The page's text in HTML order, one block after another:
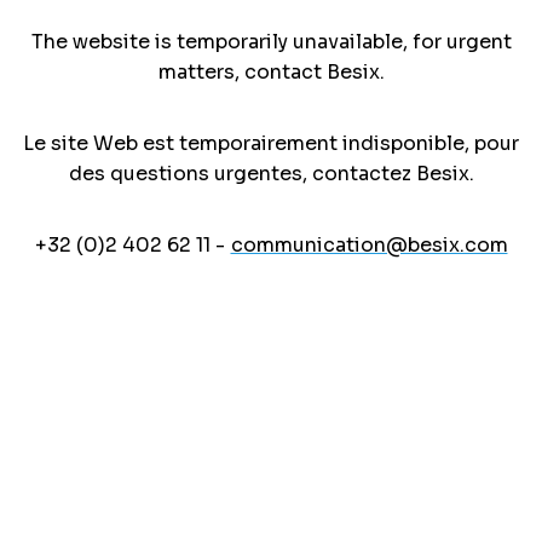
The website is temporarily unavailable, for urgent
matters, contact Besix.
Le site Web est temporairement indisponible, pour
des questions urgentes, contactez Besix.
+32 (0)2 402 62 11 - communication@besix.com